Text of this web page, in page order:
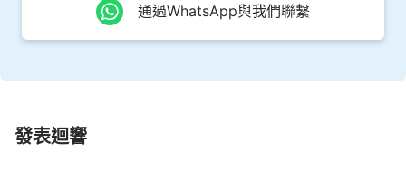
通過WhatsApp與我們聯繫
發表迴響